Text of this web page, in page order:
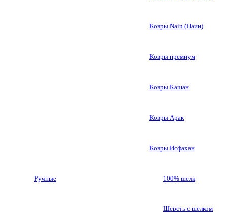
Ковры Nain (Наин)
Ковры премиум
Ковры Кашан
Ковры Арак
Ковры Исфахан
Ручные 100% шелк
Шерсть с шелком